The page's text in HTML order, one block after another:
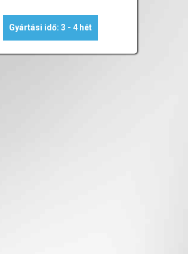
Gyártási idő: 3 - 4 hét